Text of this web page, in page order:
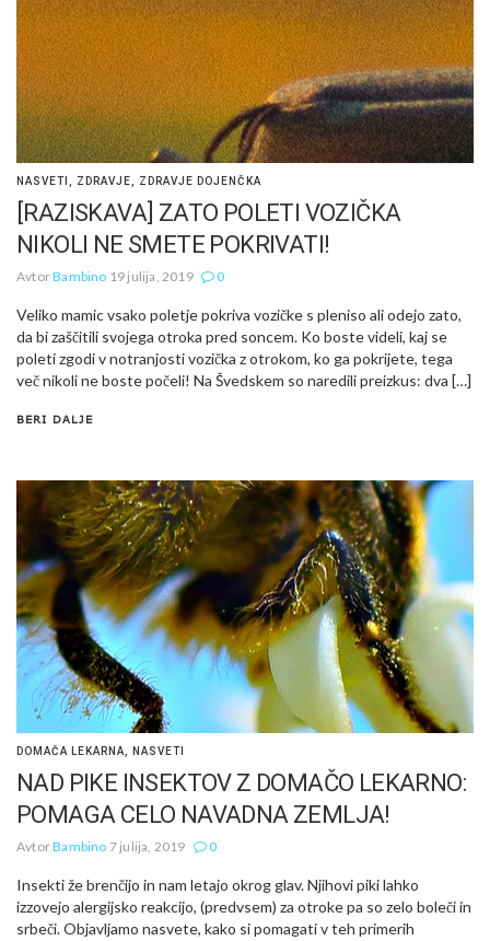
NASVETI ZDRAVJE ZDRAVJE DOJENČKA
[RAZISKAVA] ZATO POLETI VOZIČKA
NIKOLI NE SMETE POKRIVATI!
AvtorBambino 19 julija, 2019 0
Veliko mamic vsako poletje pokriva vozičke s pleniso ali odejo zato,
da bi zaščitili svojega otroka pred soncem. Ko boste videli, kaj se
poleti zgodi v notranjosti vozička z otrokom, ko ga pokrijete, tega
več nikoli ne boste počeli! Na Švedskem so naredili preizkus: dva […]
BERI DALJE
DOMAČA LEKARNA NASVETI
NAD PIKE INSEKTOV Z DOMAČO LEKARNO:
POMAGA CELO NAVADNA ZEMLJA!
AvtorBambino 7 julija, 2019 0
Insekti že brenčijo in nam letajo okrog glav. Njihovi piki lahko
izzovejo alergijsko reakcijo, (predvsem) za otroke pa so zelo boleči in
srbeči. Objavljamo nasvete, kako si pomagati v teh primerih